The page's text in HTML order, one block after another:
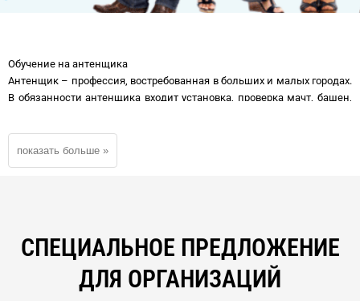
Обучение на антенщика
Антенщик – профессия, востребованная в больших и малых городах.
В обязанности антенщика входит установка, проверка мачт, башен,
мачтовых сооружений. Так как работа антенщика связана с
технически сложным оборудованием, то наличие удостоверения
обязательный документ при трудоустройстве. Данная профессия
выявления и устранение дефектов при установке и сварке антенно-
СПЕЦИАЛЬНОЕ ПРЕДЛОЖЕНИЕ
ДЛЯ ОРГАНИЗАЦИЙ